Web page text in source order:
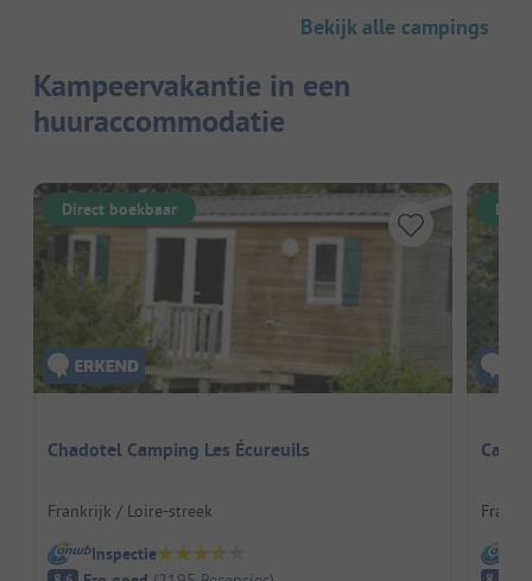
Bekijk alle campings
Kampeervakantie in een
huuraccommodatie
Direct boekbaar
Chadotel Camping Les Écureuils
Frankrijk / Loire-streek
Inspectie